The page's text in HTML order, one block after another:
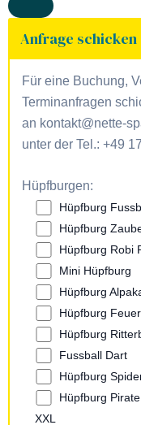
Anfrage schicken
Für eine Buchung,
Terminanfragen
an kontakt@nette-
unter der Tel.: +49
Hüpfburgen:
Hüpfburg
Hüpfburg
Hüpfburg Robi
Mini Hüpfburg
Hüpfburg
Hüpfburg
Hüpfburg
Fussball Dart
Hüpfburg
Hüpfburg
XXL